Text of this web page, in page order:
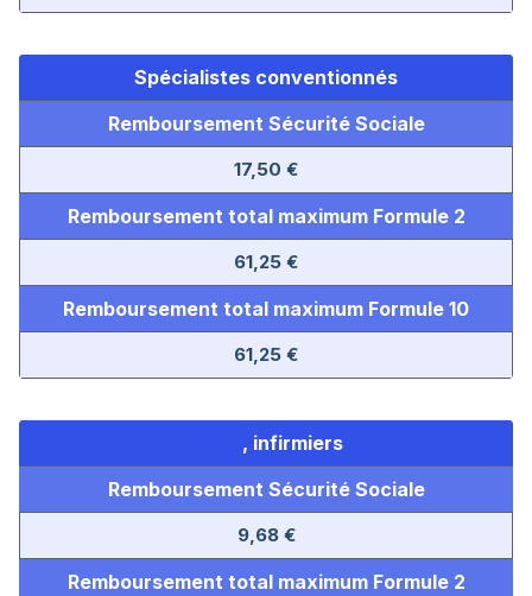
Spécialistes conventionnés
Remboursement Sécurité Sociale
17,50 €
Remboursement total maximum Formule 2
61,25 €
Remboursement total maximum Formule 10
61,25 €
, infirmiers
Remboursement Sécurité Sociale
9,68 €
Remboursement total maximum Formule 2